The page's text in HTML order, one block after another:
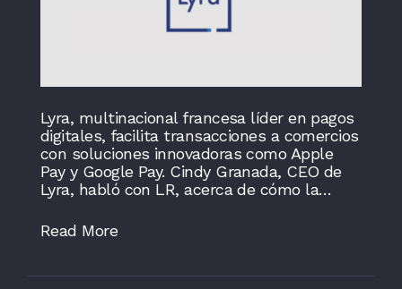
Lyra, multinacional francesa líder en pagos
digitales, facilita transacciones a comercios
con soluciones innovadoras como Apple
Pay y Google Pay. Cindy Granada, CEO de
Lyra, habló con LR, acerca de cómo la…
Read More